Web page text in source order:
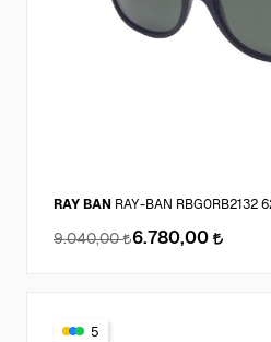
RAY BAN RAY-BAN RBG0RB2132
9.040,00 6.780,00
5